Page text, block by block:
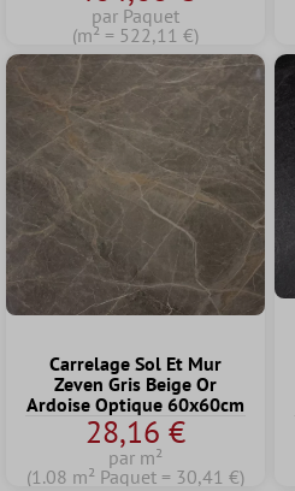
par Paquet
(m² = 522,11 €)
Carrelage Sol Et Mur
Zeven Gris Beige Or
Ardoise Optique 60x60cm
28,16 €
par m²
(1.08 m² Paquet = 30,41 €)